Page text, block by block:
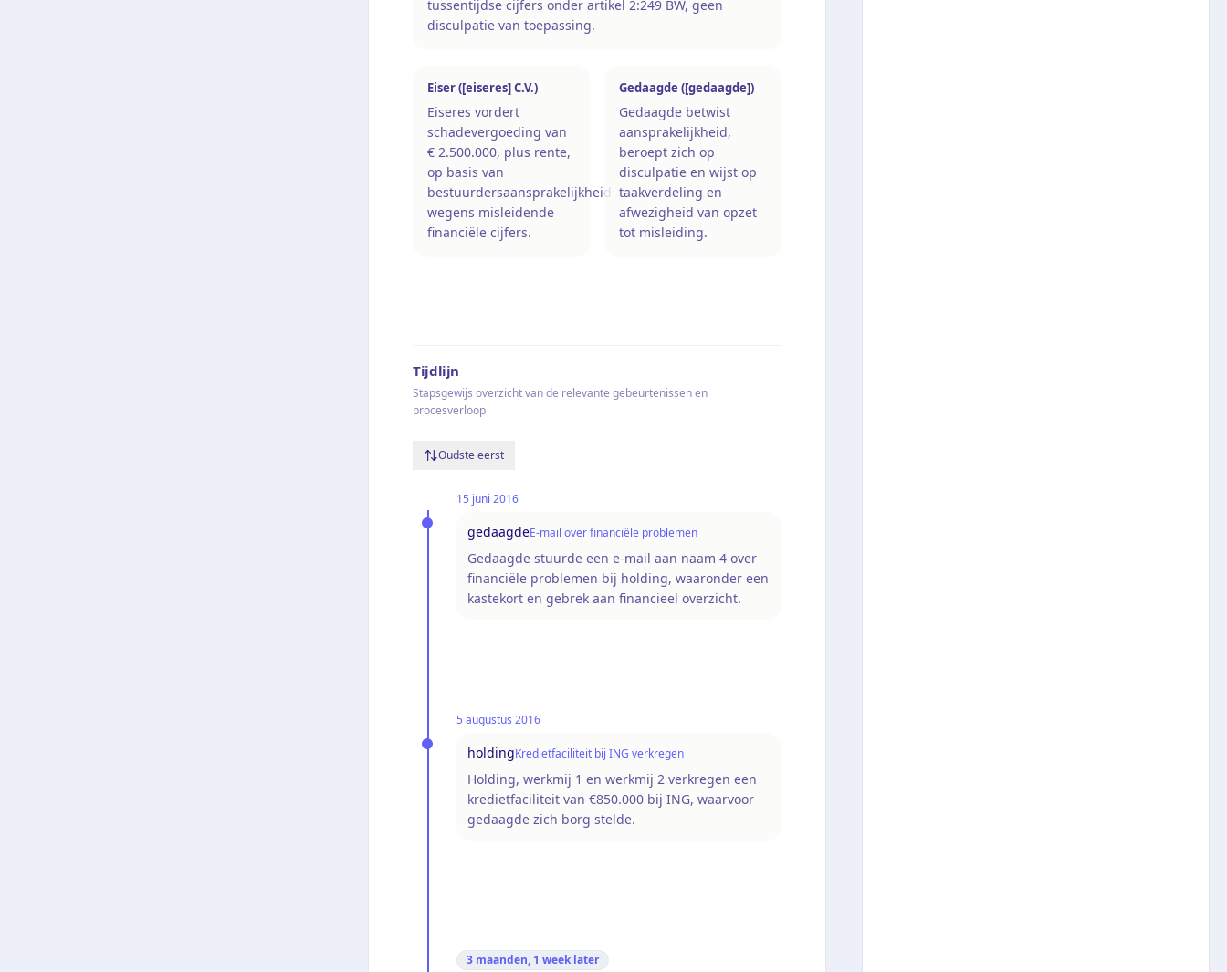
tussentijdse cijfers onder artikel 2:249 BW, geen
disculpatie van toepassing.
Eiser ([eiseres] C.V.)
Eiseres vordert
schadevergoeding van
€ 2.500.000, plus rente,
op basis van
bestuurdersaansprakelijkheid
wegens misleidende
financiële cijfers.
Gedaagde ([gedaagde])
Gedaagde betwist
aansprakelijkheid,
beroept zich op
disculpatie en wijst op
taakverdeling en
afwezigheid van opzet
tot misleiding.
Tijdlijn
Stapsgewijs overzicht van de relevante gebeurtenissen en
procesverloop
Oudste eerst
15 juni 2016
gedaagdeE-mail over financiële problemen
Gedaagde stuurde een e-mail aan naam 4 over
financiële problemen bij holding, waaronder een
kastekort en gebrek aan financieel overzicht.
5 augustus 2016
holdingKredietfaciliteit bij ING verkregen
Holding, werkmij 1 en werkmij 2 verkregen een
kredietfaciliteit van €850.000 bij ING, waarvoor
gedaagde zich borg stelde.
3 maanden, 1 week later